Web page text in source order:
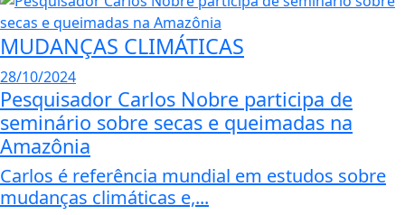
MUDANÇAS CLIMÁTICAS
28/10/2024
Pesquisador Carlos Nobre participa de
seminário sobre secas e queimadas na
Amazônia
Carlos é referência mundial em estudos sobre
mudanças climáticas e,...